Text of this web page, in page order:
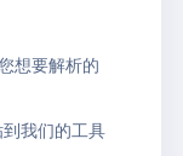
想要解析的
我们的工具